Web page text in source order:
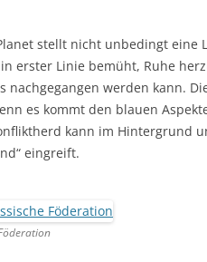
stellt nicht unbedingt eine
erster Linie bemüht, Ruhe
nachgegangen werden kann.
es kommt den blauen
kann im Hintergrund
eingreift.